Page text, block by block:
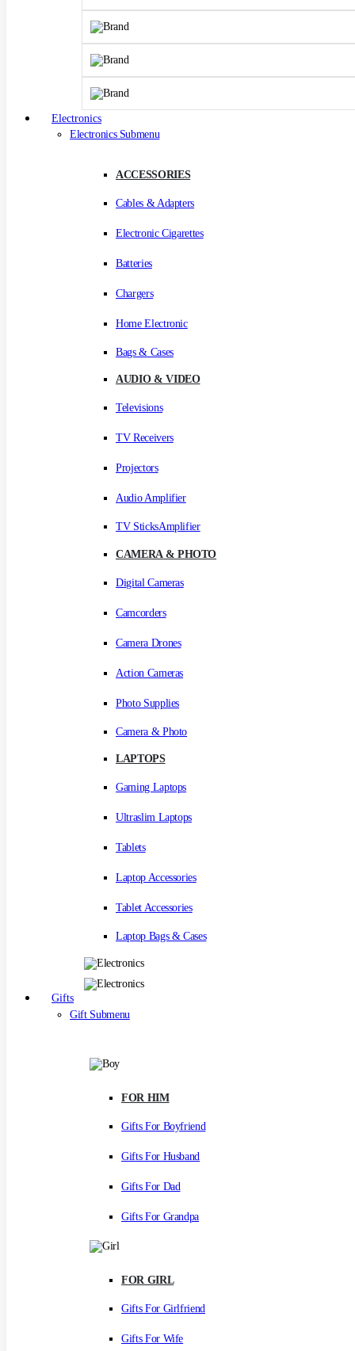
Electronics
Electronics Submenu
ACCESSORIES
Cables & Adapters
Electronic Cigarettes
Batteries
Chargers
Home Electronic
Bags & Cases
AUDIO & VIDEO
Televisions
TV Receivers
Projectors
Audio Amplifier
TV SticksAmplifier
CAMERA & PHOTO
Digital Cameras
Camcorders
Camera Drones
Action Cameras
Photo Supplies
Camera & Photo
LAPTOPS
Gaming Laptops
Ultraslim Laptops
Tablets
Laptop Accessories
Tablet Accessories
Laptop Bags & Cases
Gifts
Gift Submenu
FOR HIM
Gifts For Boyfriend
Gifts For Husband
Gifts For Dad
Gifts For Grandpa
FOR GIRL
Gifts For Girlfriend
Gifts For Wife